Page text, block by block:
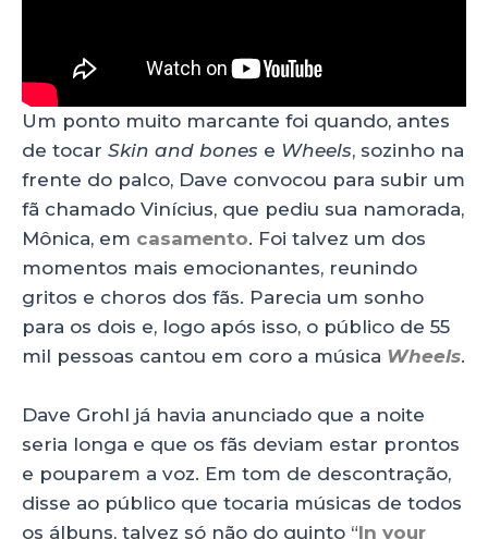
Um ponto muito marcante foi quando, antes
de tocar Skin and bones e Wheels, sozinho na
frente do palco, Dave convocou para subir um
fã chamado Vinícius, que pediu sua namorada,
Mônica, em casamento. Foi talvez um dos
momentos mais emocionantes, reunindo
gritos e choros dos fãs. Parecia um sonho
para os dois e, logo após isso, o público de 55
mil pessoas cantou em coro a música Wheels.
Dave Grohl já havia anunciado que a noite
seria longa e que os fãs deviam estar prontos
e pouparem a voz. Em tom de descontração,
disse ao público que tocaria músicas de todos
os álbuns, talvez só não do quinto “In your